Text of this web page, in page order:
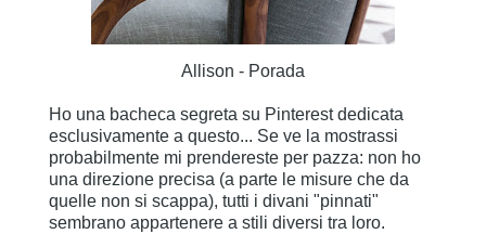
Allison - Porada
Ho una bacheca segreta su Pinterest dedicata
esclusivamente a questo... Se ve la mostrassi
probabilmente mi prendereste per pazza: non ho
una direzione precisa (a parte le misure che da
quelle non si scappa), tutti i divani "pinnati"
sembrano appartenere a stili diversi tra loro.